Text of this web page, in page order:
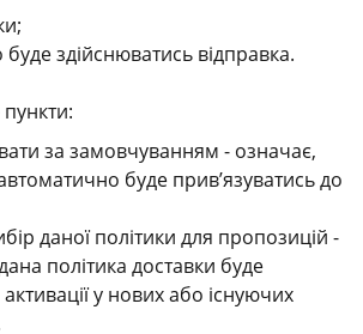
буде здійснюватись відправка.
за замовчуванням - означає,
буде прив’язуватись до
даної політики для пропозицій -
політика доставки буде
у нових або існуючих